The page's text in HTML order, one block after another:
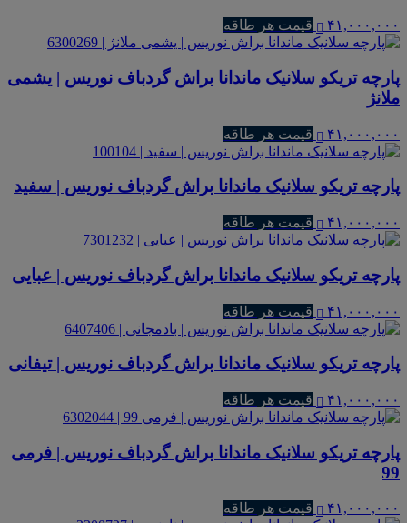
۴۱,۰۰۰,۰۰۰ قیمت هر طاقه
پارچه تریکو سلانیک ماندانا براش گردباف نوریس | یشمی
ملانژ
۴۱,۰۰۰,۰۰۰ قیمت هر طاقه
پارچه تریکو سلانیک ماندانا براش گردباف نوریس | سفید
۴۱,۰۰۰,۰۰۰ قیمت هر طاقه
پارچه تریکو سلانیک ماندانا براش گردباف نوریس | عبایی
۴۱,۰۰۰,۰۰۰ قیمت هر طاقه
پارچه تریکو سلانیک ماندانا براش گردباف نوریس | تیفانی
۴۱,۰۰۰,۰۰۰ قیمت هر طاقه
پارچه تریکو سلانیک ماندانا براش گردباف نوریس | فرمی
99
۴۱,۰۰۰,۰۰۰ قیمت هر طاقه